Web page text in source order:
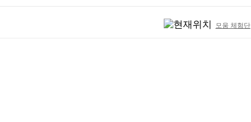
모움 체험단